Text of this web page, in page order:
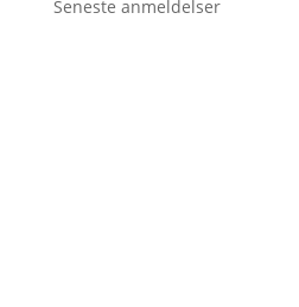
Seneste anmeldelser